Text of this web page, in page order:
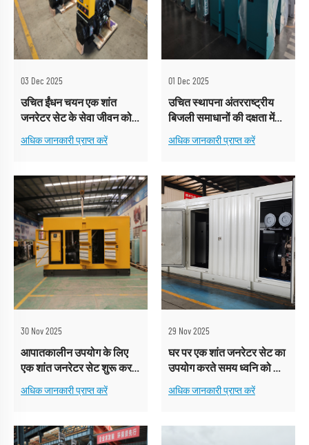
03 Dec 2025
उचित ईंधन चयन एक शांत
जनरेटर सेट के सेवा जीवन को
बढ़ाता है।
अधिक जानकारी प्राप्त करें
01 Dec 2025
उचित स्थापना अंतरराष्ट्रीय
बिजली समाधानों की दक्षता में
काफी वृद्धि करती है।
अधिक जानकारी प्राप्त करें
30 Nov 2025
आपातकालीन उपयोग के लिए
एक शांत जनरेटर सेट शुरू करने
से पहले क्या जांचा जाना चाहिए?
अधिक जानकारी प्राप्त करें
29 Nov 2025
घर पर एक शांत जनरेटर सेट का
उपयोग करते समय ध्वनि को और
कैसे कम करें?
अधिक जानकारी प्राप्त करें